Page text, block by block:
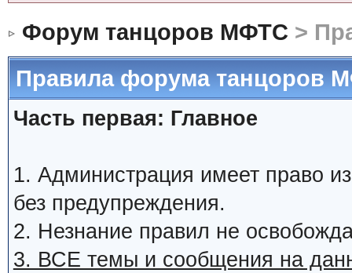
Форум танцоров МФТС >
Правила форума танцоров
Часть первая: Главное
1. Администрация имеет право
без предупреждения.
2. Незнание правил не
3. ВСЕ темы и сообщения на